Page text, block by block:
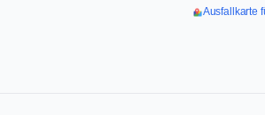
Ausfallkarte